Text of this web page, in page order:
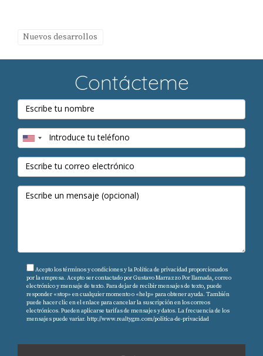
personal o profesional, no dudes en ponerte en
contacto conmigo directamente. Estoy aquí para
ayudarte a navegar este complejo panorama
PREGUNTAS FRECUENTES
¿Cómo puedo protegerme contra el
aumento de precios debido a la inflación?
Considera fijar tasas o precios ahora si estás
pensando en comprar o construir pronto; esto
para el mercado inmobiliario?
No necesariamente; aunque puede aumentar costos,
también puede elevar valores y oportunidades si se
maneja adecuadamente.
Nuevos desarrollos
Contácteme
Acepto los términos y condiciones y la Política de privacidad proporcionados
por la empresa. Acepto ser contactado por Gustavo Marrazzo Por llamada, correo
electrónico y mensaje de texto. Para dejar de recibir mensajes de texto, puede
responder «stop» en cualquier momento o «help» para obtener ayuda. También
puede hacer clic en el enlace para cancelar la suscripción en los correos
electrónicos. Pueden aplicarse tarifas de mensajes y datos. La frecuencia de los
mensajes puede variar. http://www.realtygm.com/politica-de-privacidad